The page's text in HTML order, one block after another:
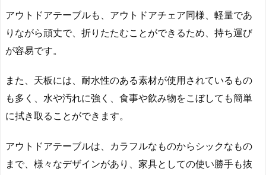
アウトドアテーブルも、アウトドアチェア同様、軽量であ
りながら頑丈で、折りたたむことができるため、持ち運び
が容易です。
また、天板には、耐水性のある素材が使用されているもの
も多く、水や汚れに強く、食事や飲み物をこぼしても簡単
に拭き取ることができます。
アウトドアテーブルは、カラフルなものからシックなもの
まで、様々なデザインがあり、家具としての使い勝手も抜